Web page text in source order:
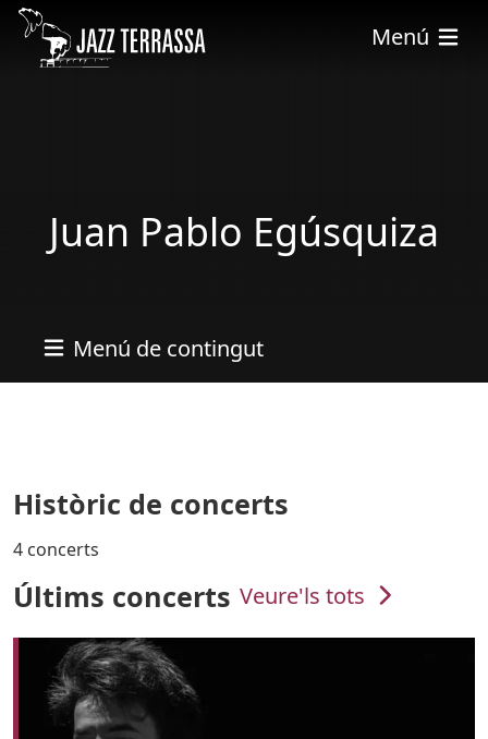
Vés al contingut
Menú
Juan Pablo Egúsquiza
Menú de contingut
Històric de concerts
4 concerts
Últims concerts Veure'ls tots